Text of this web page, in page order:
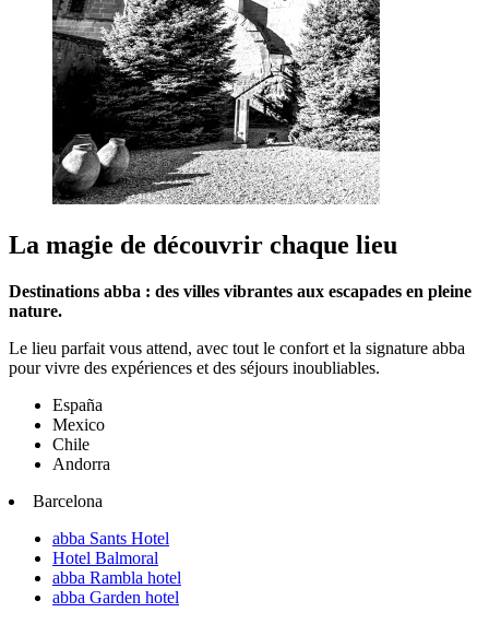
La magie de découvrir chaque lieu
Destinations abba : des villes vibrantes aux escapades en pleine
nature.
Le lieu parfait vous attend, avec tout le confort et la signature abba
pour vivre des expériences et des séjours inoubliables.
España
Mexico
Chile
Andorra
Barcelona
abba Sants Hotel
Hotel Balmoral
abba Rambla hotel
abba Garden hotel